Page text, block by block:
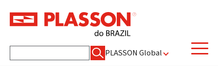
por:
PLASSON Global